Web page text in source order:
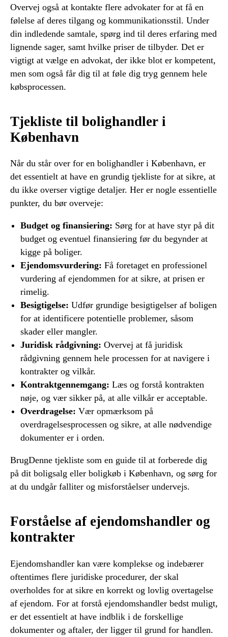
Overvej også at kontakte flere advokater for at få en
følelse af deres tilgang og kommunikationsstil. Under
din indledende samtale, spørg ind til deres erfaring med
lignende sager, samt hvilke priser de tilbyder. Det er
vigtigt at vælge en advokat, der ikke blot er kompetent,
men som også får dig til at føle dig tryg gennem hele
købsprocessen.
Tjekliste til bolighandler i
København
Når du står over for en bolighandler i København, er
det essentielt at have en grundig tjekliste for at sikre, at
du ikke overser vigtige detaljer. Her er nogle essentielle
punkter, du bør overveje:
Budget og finansiering: Sørg for at have styr på dit
budget og eventuel finansiering før du begynder at
kigge på boliger.
Ejendomsvurdering: Få foretaget en professionel
vurdering af ejendommen for at sikre, at prisen er
rimelig.
Besigtigelse: Udfør grundige besigtigelser af boligen
for at identificere potentielle problemer, såsom
skader eller mangler.
Juridisk rådgivning: Overvej at få juridisk
rådgivning gennem hele processen for at navigere i
kontrakter og vilkår.
Kontraktgennemgang: Læs og forstå kontrakten
nøje, og vær sikker på, at alle vilkår er acceptable.
Overdragelse: Vær opmærksom på
overdragelsesprocessen og sikre, at alle nødvendige
dokumenter er i orden.
BrugDenne tjekliste som en guide til at forberede dig
på dit boligsalg eller boligkøb i København, og sørg for
at du undgår falliter og misforståelser undervejs.
Forståelse af ejendomshandler og
kontrakter
Ejendomshandler kan være komplekse og indebærer
oftentimes flere juridiske procedurer, der skal
overholdes for at sikre en korrekt og lovlig overtagelse
af ejendom. For at forstå ejendomshandler bedst muligt,
er det essentielt at have indblik i de forskellige
dokumenter og aftaler, der ligger til grund for handlen.